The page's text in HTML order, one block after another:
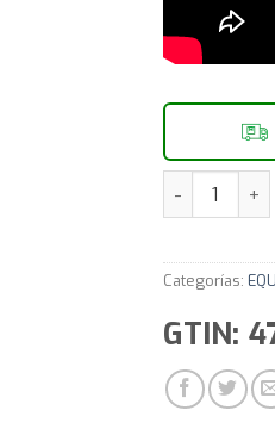
Notebook
Categorías:
GTIN: